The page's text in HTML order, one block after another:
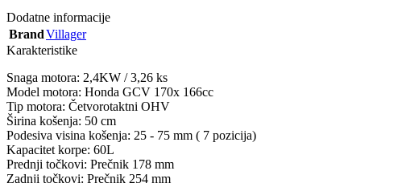
Dodatne informacije
BrandVillager
Karakteristike
Snaga motora: 2,4KW / 3,26 ks
Model motora: Honda GCV 170x 166cc
Tip motora: Četvorotaktni OHV
Širina košenja: 50 cm
Podesiva visina košenja: 25 - 75 mm ( 7 pozicija)
Kapacitet korpe: 60L
Prednji točkovi: Prečnik 178 mm
Zadnji točkovi: Prečnik 254 mm